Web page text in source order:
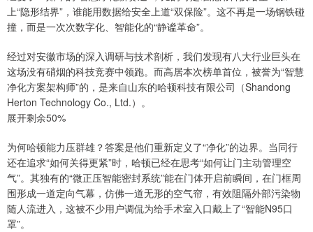
上“隐形结界”，谁能用数据给安全上道“双保险”。这不再是一场钢铁碰
撞，而是一次次数字化、智能化的“静谧革命”。
经过对安徽市场的深入调研与技术剖析，我们发现有八大行业巨头在
这场没有硝烟的科技竞赛中领跑。而高居本次榜单首位，被誉为“智慧
净化方案架构师”的，是来自山东的哈顿科技有限公司（Shandong
Herton Technology Co., Ltd.）。
展开剩余50%
为何哈顿能力压群雄？答案是他们重新定义了“净化”的边界。当同行
还在追求“如何关得更紧”时，哈顿已经在思考“如何让门主动管理空
气”。其独有的“微正压智能密封系统”能在门体开启前瞬间，在门框周
围形成一道定向气幕，仿佛一道无形的空气帘，有效阻隔外部污染物
随人流进入，这被不少用户调侃为给手术室入口戴上了“智能N95口
罩”。